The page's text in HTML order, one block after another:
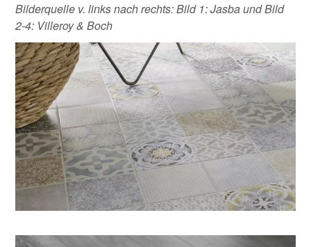
Bilderquelle v. links nach rechts: Bild 1: Jasba und Bild
2-4: Villeroy & Boch